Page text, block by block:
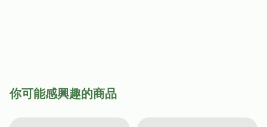
你可能感興趣的商品